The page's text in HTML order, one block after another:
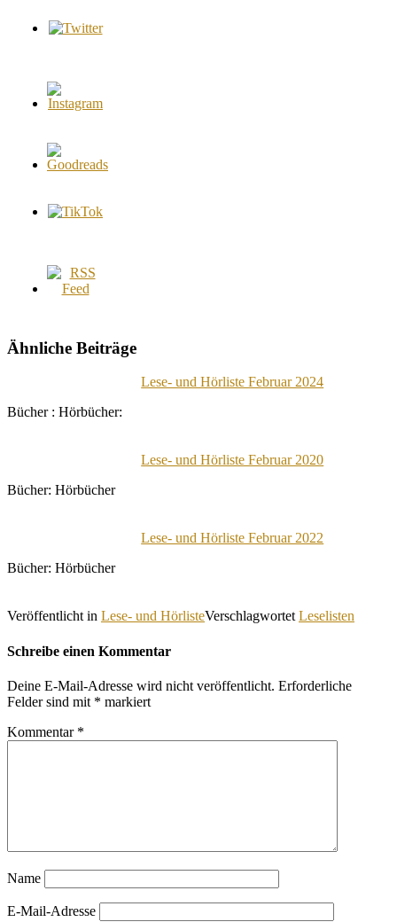
Ähnliche Beiträge
Lese- und Hörliste Februar 2024
Bücher : Hörbücher:
Lese- und Hörliste Februar 2020
Bücher: Hörbücher
Lese- und Hörliste Februar 2022
Bücher: Hörbücher
Veröffentlicht in Lese- und HörlisteVerschlagwortet Leselisten
Schreibe einen Kommentar
Deine E-Mail-Adresse wird nicht veröffentlicht. Erforderliche
Felder sind mit * markiert
Kommentar *
Name
E-Mail-Adresse